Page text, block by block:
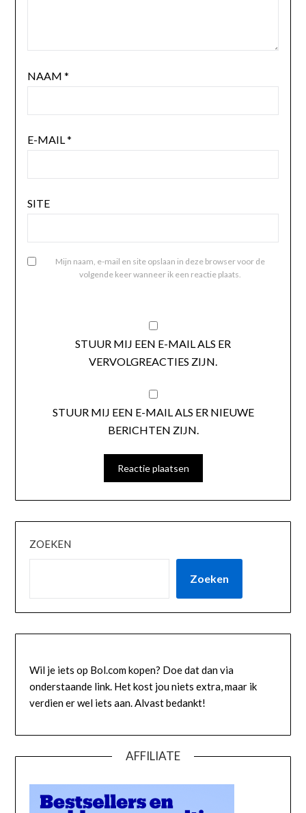
NAAM *
E-MAIL*
SITE
Mijn naam, e-mail en site opslaan in deze browser voor de
volgende keer wanneer ik een reactie plaats.
STUUR MIJ EEN E-MAIL ALS ER
VERVOLGREACTIES ZIJN.
STUUR MIJ EEN E-MAIL ALS ER NIEUWE
BERICHTEN ZIJN.
ZOEKEN
Zoeken
Wil je iets op Bol.com kopen? Doe dat dan via
onderstaande link. Het kost jou niets extra, maar ik
verdien er wel iets aan. Alvast bedankt!
AFFILIATE